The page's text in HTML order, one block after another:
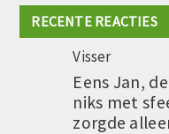
RECENTE REACTIES
Visser
Eens Jan,
niks met
zorgde